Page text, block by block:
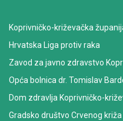
Koprivničko-križevačka
Hrvatska Liga protiv raka
Zavod za javno zdravstvo
Opća bolnica dr. Tomislav
Dom zdravlja Koprivničko-
Gradsko društvo Crvenog